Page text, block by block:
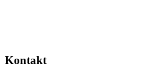
Kontakt